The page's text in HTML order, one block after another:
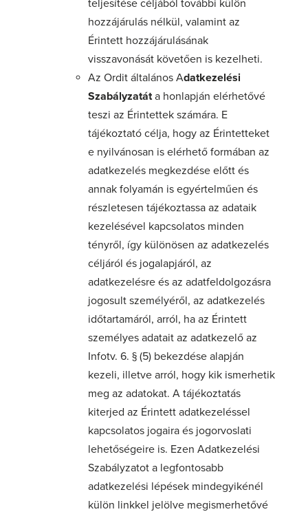
teljesítése céljából további külön
hozzájárulás nélkül, valamint az
Érintett hozzájárulásának
visszavonását követően is kezelheti.
Az Ordit általános Adatkezelési
Szabályzatáta honlapján elérhetővé
teszi az Érintettek számára. E
tájékoztató célja, hogy az Érintetteket
e nyilvánosan is elérhető formában az
adatkezelés megkezdése előtt és
annak folyamán is egyértelműen és
részletesen tájékoztassa az adataik
kezelésével kapcsolatos minden
tényről, így különösen az adatkezelés
céljáról és jogalapjáról, az
adatkezelésre és az adatfeldolgozásra
jogosult személyéről, az adatkezelés
időtartamáról, arról, ha az Érintett
személyes adatait az adatkezelő az
Infotv. 6. § (5) bekezdése alapján
kezeli, illetve arról, hogy kik ismerhetik
meg az adatokat. A tájékoztatás
kiterjed az Érintett adatkezeléssel
kapcsolatos jogaira és jogorvoslati
lehetőségeire is. Ezen Adatkezelési
Szabályzatot a legfontosabb
adatkezelési lépések mindegyikénél
külön linkkel jelölve megismerhetővé